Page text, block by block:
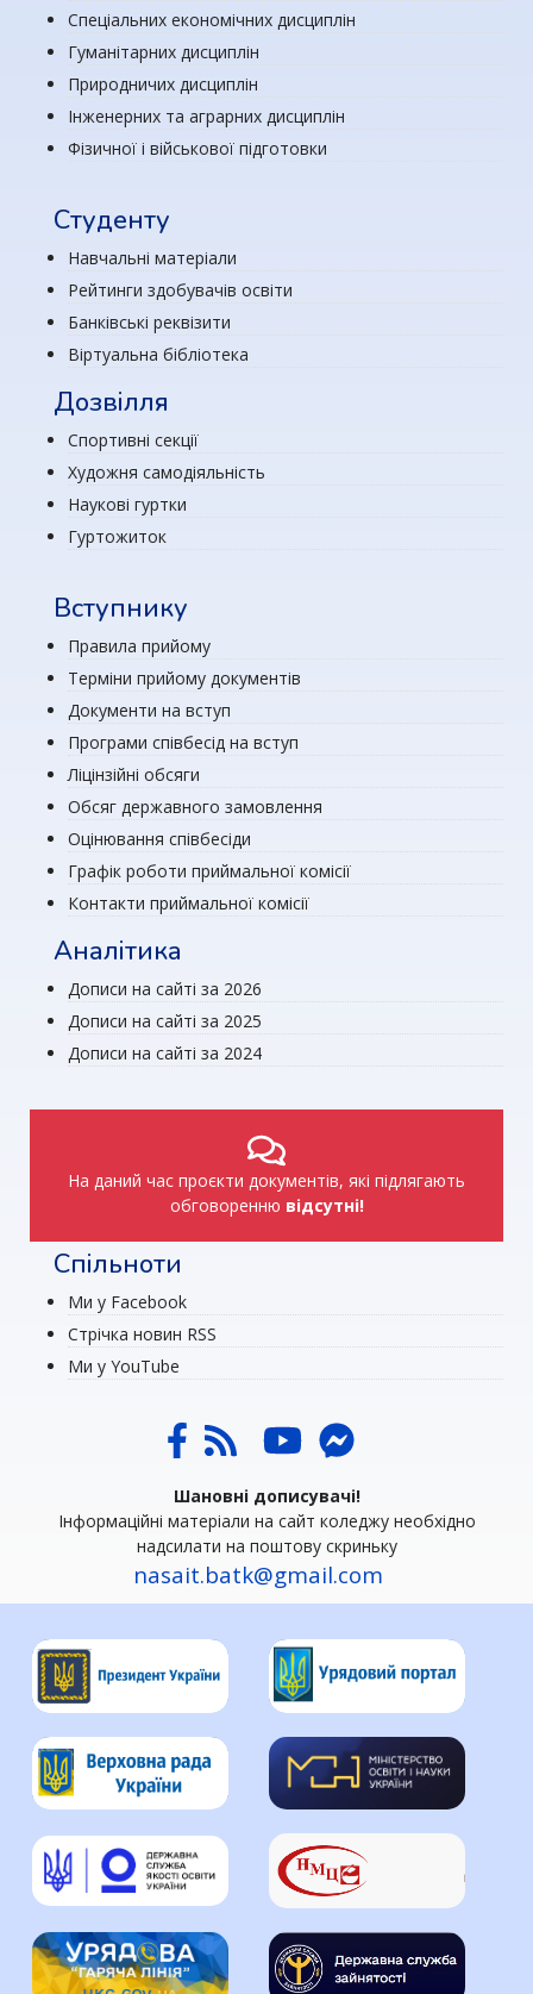
Спеціальних економічних дисциплін
Гуманітарних дисциплін
Природничих дисциплін
Інженерних та аграрних дисциплін
Фізичної і військової підготовки
Студенту
Навчальні матеріали
Рейтинги здобувачів освіти
Банківські реквізити
Віртуальна бібліотека
Дозвілля
Спортивні секції
Художня самодіяльність
Наукові гуртки
Гуртожиток
Вступнику
Правила прийому
Терміни прийому документів
Документи на вступ
Програми співбесід на вступ
Ліцінзійні обсяги
Обсяг державного замовлення
Оцінювання співбесіди
Графік роботи приймальної комісії
Контакти приймальної комісії
Аналітика
Дописи на сайті за 2026
Дописи на сайті за 2025
Дописи на сайті за 2024
На даний час проєкти документів, які підлягають
обговоренню відсутні!
Спільноти
Ми у Facebook
Стрічка новин RSS
Ми у YouTube
Шановні дописувачі!
Інформаційні матеріали на сайт коледжу необхідно
надсилати на поштову скриньку
nasait.batk@gmail.com